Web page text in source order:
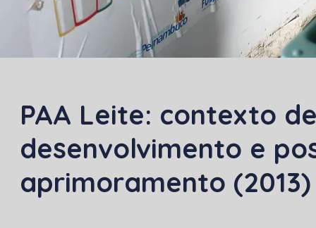
PAA Leite: contexto
desenvolvimento e
aprimoramento